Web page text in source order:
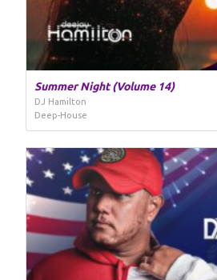
Summer Night (Volume 14)
DJ Hamilton
Deep-House